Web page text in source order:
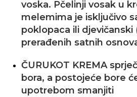
voska. Pčelinji vosak u
melemima je isključivo
poklopaca ili djevičanski
prerađenih satnih
ČURUKOT KREMA
bora, a postojeće bore
upotrebom smanjiti